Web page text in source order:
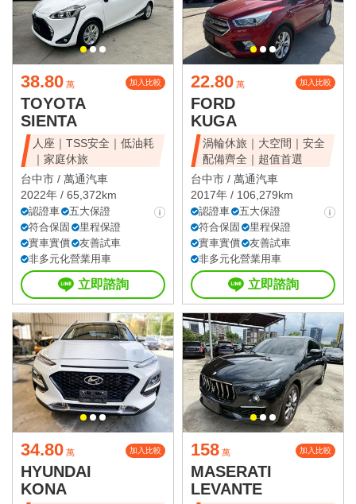
38.80 萬 加入比較
TOYOTA
SIENTA
人座｜TSS安全｜低油耗
｜家庭休旅
台中市 / 萬通汽車
2022年 / 65,372km
認證車
五大保證
符合保固
里程保證
實車實價
友善試車
非多元化營業用車
立即諮詢
22.80 萬 加入比較
FORD
KUGA
渦輪休旅｜大空間｜安全
配備齊全｜超值首選
台中市 / 萬通汽車
2017年 / 106,279km
認證車
五大保證
符合保固
里程保證
實車實價
友善試車
非多元化營業用車
立即諮詢
34.80 萬 加入比較
HYUNDAI
KONA
158 萬 加入比較
MASERATI
LEVANTE